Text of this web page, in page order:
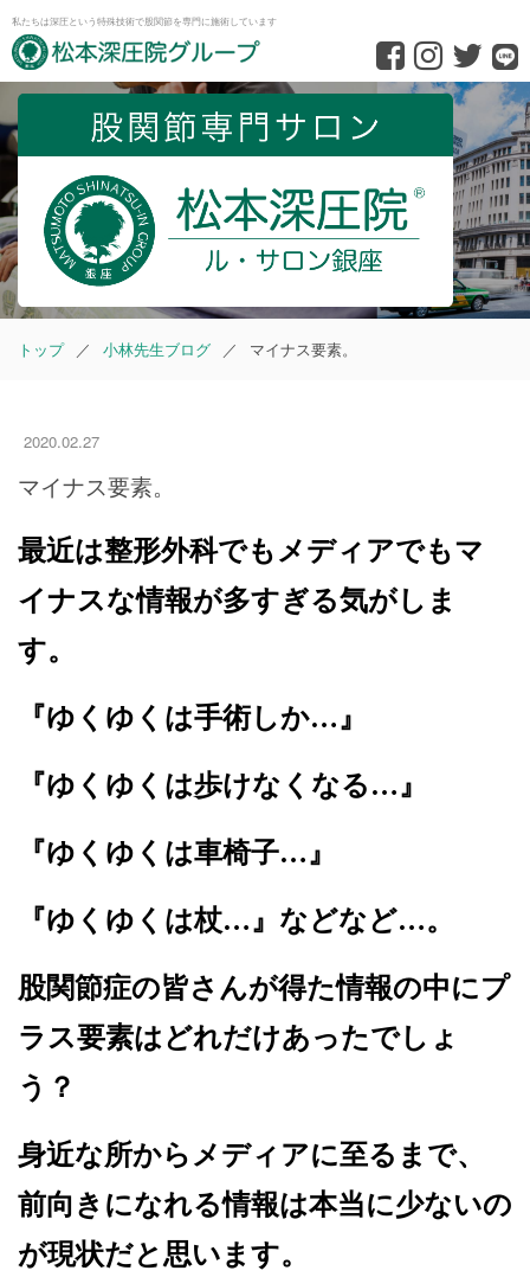
私たちは深圧という特殊技術で股関節を専門に施術しています
股関節専門の松本深圧院グループ｜東京銀座
ル・サロ
トップ 小林先生ブログ マイナス要素。
2020.02.27
マイナス要素。
最近は整形外科でもメディアでもマ
イナスな情報が多すぎる気がしま
す。
『ゆくゆくは手術しか…』
『ゆくゆくは歩けなくなる…』
『ゆくゆくは車椅子…』
『ゆくゆくは杖…』などなど…。
股関節症の皆さんが得た情報の中にプ
ラス要素はどれだけあったでしょ
う？
身近な所からメディアに至るまで、
前向きになれる情報は本当に少ないの
が現状だと思います。